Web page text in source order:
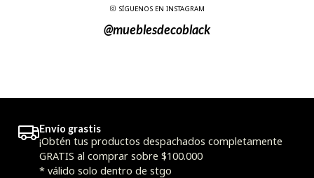
SÍGUENOS EN INSTAGRAM
@mueblesdecoblack
Envío grastis
¡Obtén tus productos despachados completamente
GRATIS al comprar sobre $100.000
* válido solo dentro de stgo